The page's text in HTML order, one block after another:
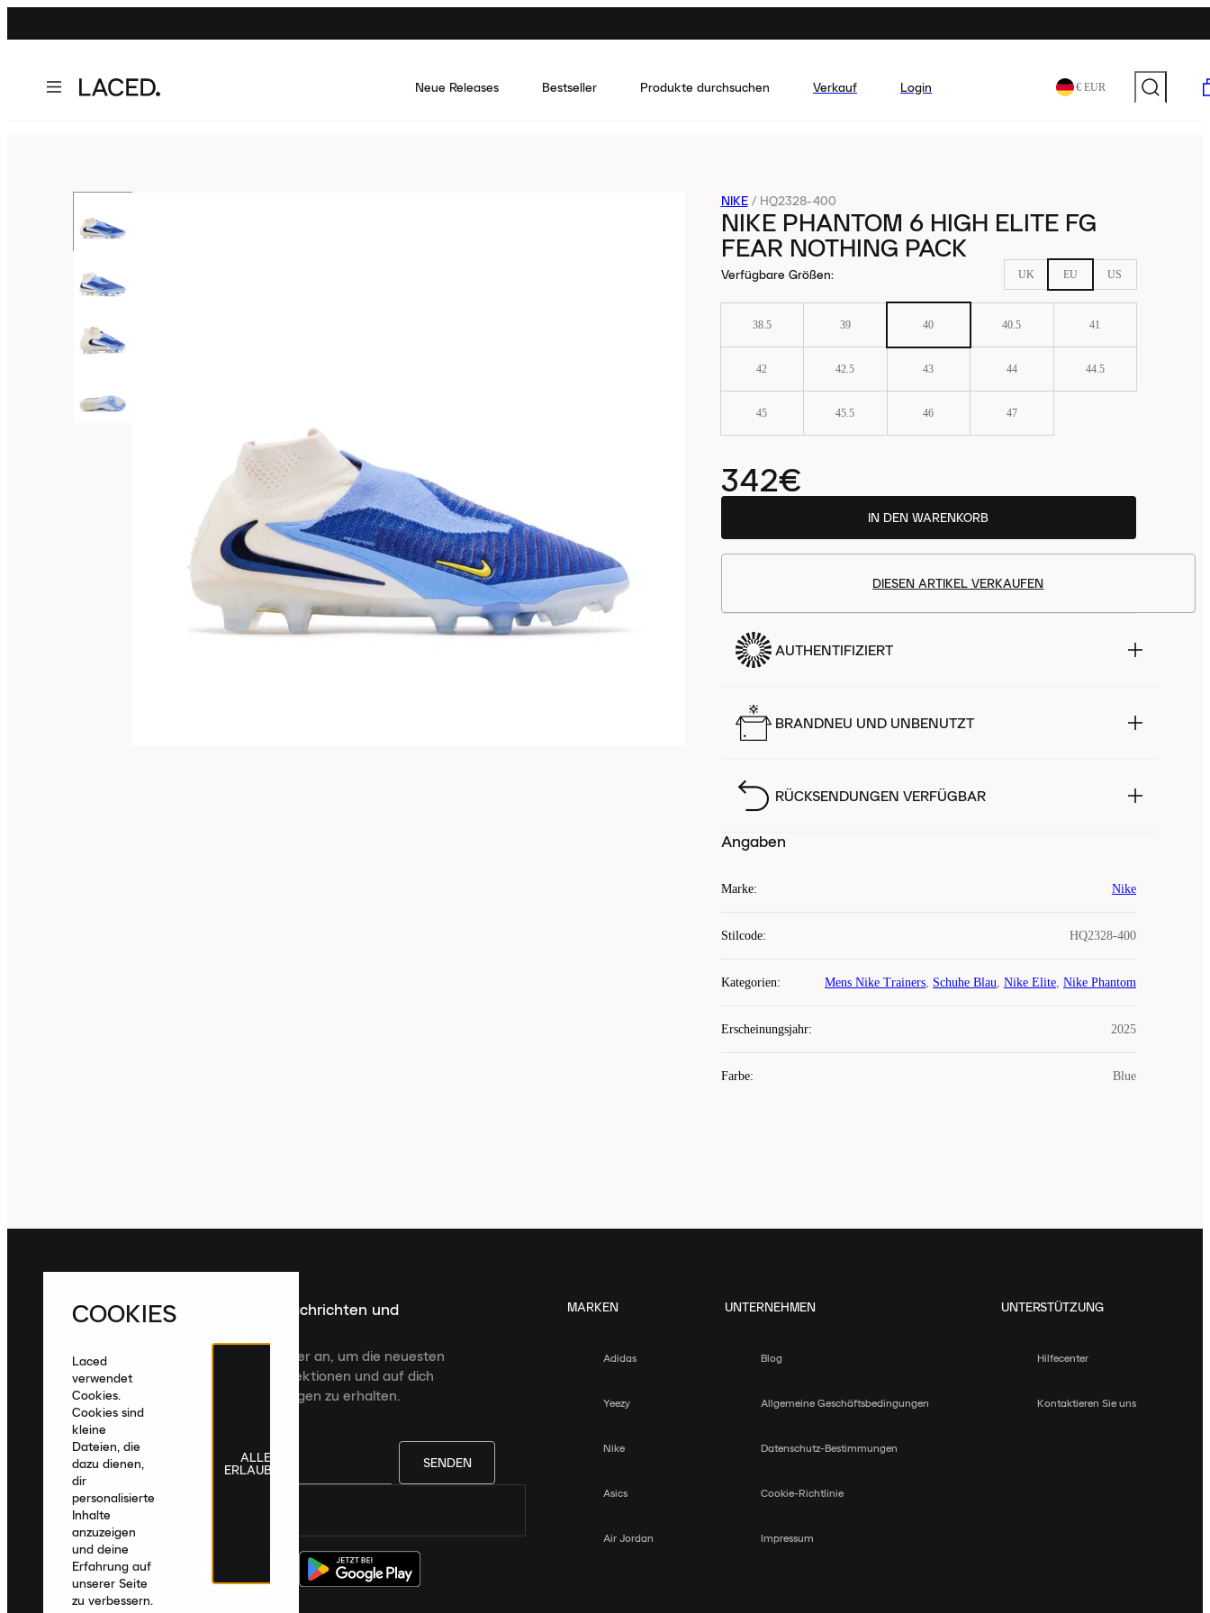
Neue Releases Bestseller Produkte durchsuchen Verkauf Login € EUR
NIKE / HQ2328-400
NIKE PHANTOM 6 HIGH ELITE FG
FEAR NOTHING PACK
Verfügbare Größen: UK EU US
38.5 39 40 40.5 41
42 42.5 43 44 44.5
45 45.5 46 47
342€
IN DEN WARENKORB
DIESEN ARTIKEL VERKAUFEN
AUTHENTIFIZIERT
BRANDNEU UND UNBENUTZT
RÜCKSENDUNGEN VERFÜGBAR
Angaben
Marke: Nike
Stilcode: HQ2328-400
Kategorien: Mens Nike Trainers, Schuhe Blau, Nike Elite, Nike Phantom
Erscheinungsjahr: 2025
Farbe: Blue
Melde dich für die neuesten Nachrichten und
Veröffentlichungen an
Melde dich für den Laced Newsletter an, um die neuesten
Veröffentlichungen, kuratierte Kollektionen und auf dich
zugeschnittene Produktempfehlungen zu erhalten.
SENDEN
MARKEN
Adidas
Yeezy
Nike
Asics
Air Jordan
UNTERNEHMEN
Blog
Allgemeine Geschäftsbedingungen
Datenschutz-Bestimmungen
Cookie-Richtlinie
Impressum
UNTERSTÜTZUNG
Hilfecenter
Kontaktieren Sie uns
COOKIES
Laced
verwendet
Cookies.
Cookies sind
kleine
Dateien, die
dazu dienen,
dir
personalisierte
Inhalte
anzuzeigen
und deine
Erfahrung auf
unserer Seite
zu verbessern.
ALLE
ERLAUBEN